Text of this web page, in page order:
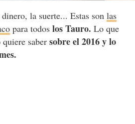
la suerte... Estas son las
para todos los Tauro. Lo que
saber sobre el 2016 y lo